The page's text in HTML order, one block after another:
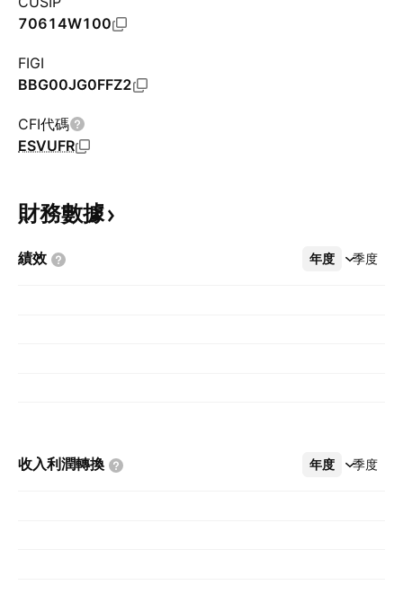
70614W100
FIGI
BBG00JG0FFZ2
CFI代碼
ESVUFR
財務數據
績效 年度 季度
更多
收入利潤轉換 年度 季度
更多